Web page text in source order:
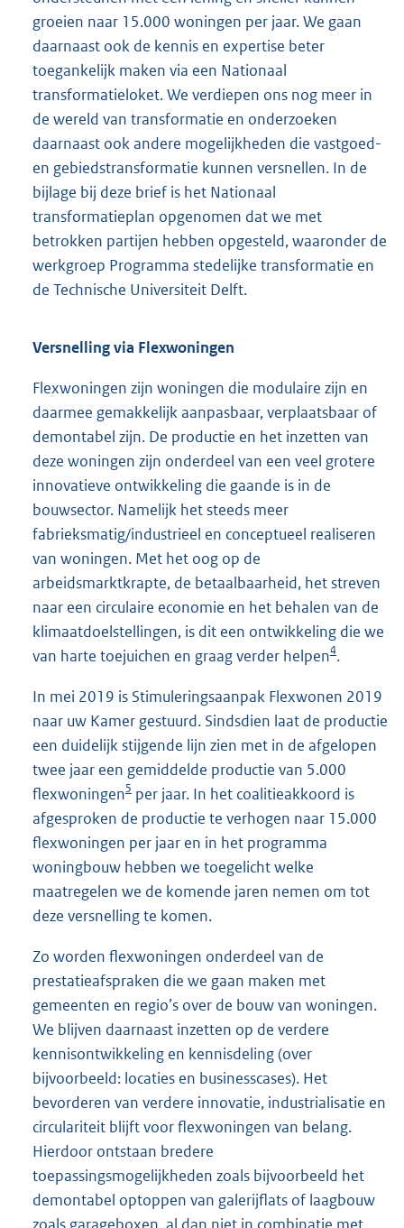
groeien naar 15.000 woningen per jaar. We gaan
daarnaast ook de kennis en expertise beter
toegankelijk maken via een Nationaal
transformatieloket. We verdiepen ons nog meer in
de wereld van transformatie en onderzoeken
daarnaast ook andere mogelijkheden die vastgoed-
en gebiedstransformatie kunnen versnellen. In de
bijlage bij deze brief is het Nationaal
transformatieplan opgenomen dat we met
betrokken partijen hebben opgesteld, waaronder de
werkgroep Programma stedelijke transformatie en
de Technische Universiteit Delft.
Versnelling via Flexwoningen
Flexwoningen zijn woningen die modulaire zijn en
daarmee gemakkelijk aanpasbaar, verplaatsbaar of
demontabel zijn. De productie en het inzetten van
deze woningen zijn onderdeel van een veel grotere
innovatieve ontwikkeling die gaande is in de
bouwsector. Namelijk het steeds meer
fabrieksmatig/industrieel en conceptueel realiseren
van woningen. Met het oog op de
arbeidsmarktkrapte, de betaalbaarheid, het streven
naar een circulaire economie en het behalen van de
klimaatdoelstellingen, is dit een ontwikkeling die we
van harte toejuichen en graag verder helpen4.
In mei 2019 is Stimuleringsaanpak Flexwonen 2019
naar uw Kamer gestuurd. Sindsdien laat de productie
een duidelijk stijgende lijn zien met in de afgelopen
twee jaar een gemiddelde productie van 5.000
flexwoningen5 per jaar. In het coalitieakkoord is
afgesproken de productie te verhogen naar 15.000
flexwoningen per jaar en in het programma
woningbouw hebben we toegelicht welke
maatregelen we de komende jaren nemen om tot
deze versnelling te komen.
Zo worden flexwoningen onderdeel van de
prestatieafspraken die we gaan maken met
gemeenten en regio’s over de bouw van woningen.
We blijven daarnaast inzetten op de verdere
kennisontwikkeling en kennisdeling (over
bijvoorbeeld: locaties en businesscases). Het
bevorderen van verdere innovatie, industrialisatie en
circulariteit blijft voor flexwoningen van belang.
Hierdoor ontstaan bredere
toepassingsmogelijkheden zoals bijvoorbeeld het
demontabel optoppen van galerijflats of laagbouw